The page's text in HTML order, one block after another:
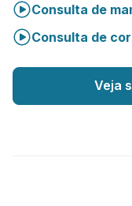
Consulta de
Consulta de
Veja